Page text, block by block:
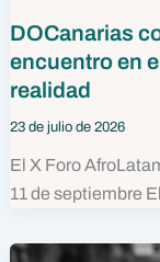
DOCanarias
encuentro en
realidad
23 de julio de 2026
El X Foro
11 de septiembre